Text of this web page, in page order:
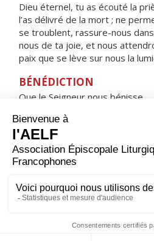
Dieu éternel, tu as écouté la
l’as délivré de la mort ; ne
se troublent, rassure-nous
nous de ta joie, et nous
paix que se lève sur nous la
BÉNÉDICTION
Que le Seigneur nous bénisse,
et nous garde dans la paix. Amen.
HYMNE : REGINA CÆLI,
Regina cæli, lætare, alleluia,
resurrexit sicut dixit, alleluia ;
ora pro nobis Deum, alleluia.